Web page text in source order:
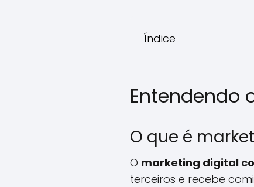
Índice
Entendendo
O que é
O marketing digital
terceiros e recebe